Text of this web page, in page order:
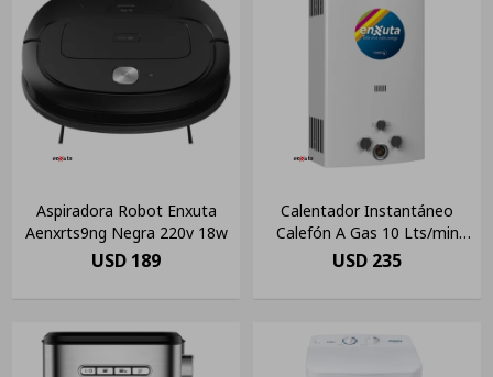
Aspiradora Robot Enxuta
Aenxrts9ng Negra 220v 18w
USD 189
Calentador Instantáneo
Calefón A Gas 10 Lts/min
Enxuta
USD 235